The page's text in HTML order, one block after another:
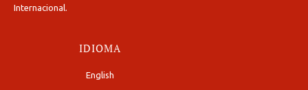
Internacional.
IDIOMA
English